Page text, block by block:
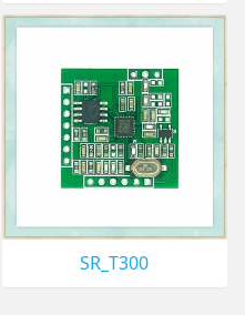
SR_T300